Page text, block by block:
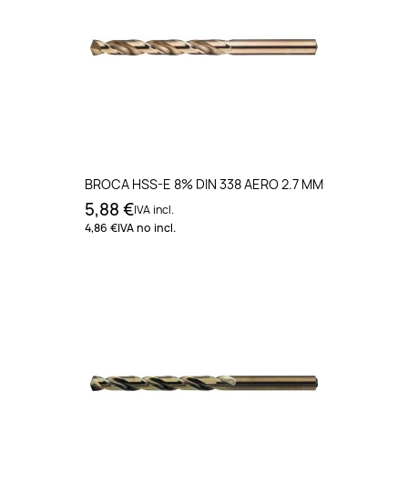
BROCA HSS-E 8% DIN 338 AERO 2.7 MM
5,88 €IVA incl.
4,86 €IVA no incl.